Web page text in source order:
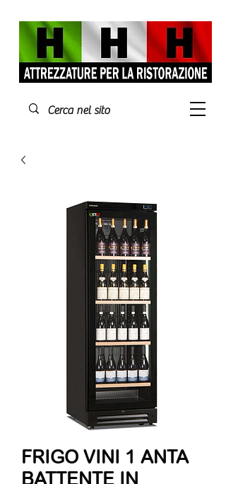
FRIGO VINI 1 ANTA
BATTENTE IN